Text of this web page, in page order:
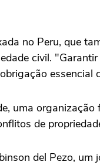
no Peru, que
civil.
uma
de
del Pezo,